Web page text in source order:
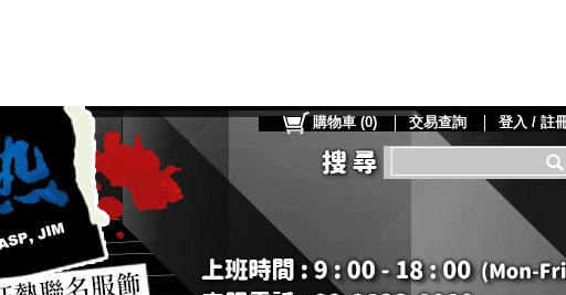
購物車 (0) 交易查詢 登入 / 註